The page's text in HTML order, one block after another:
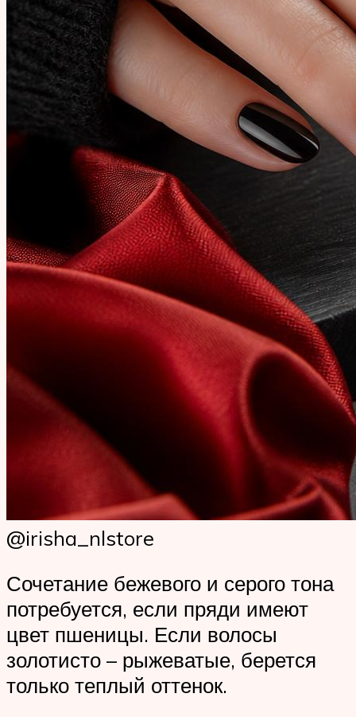
@irisha_nlstore
Сочетание бежевого и серого тона
потребуется, если пряди имеют
цвет пшеницы. Если волосы
золотисто – рыжеватые, берется
только теплый оттенок.